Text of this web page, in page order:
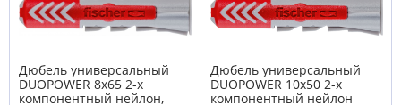
Дюбель универсальный
DUOPOWER 8х65 2-х
компонентный нейлон,
Дюбель универсальный
DUOPOWER 10х50 2-х
компонентный нейлон